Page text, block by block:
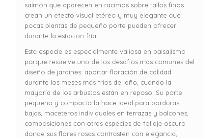
salmón que aparecen en racimos sobre tallos finos
crean un efecto visual etéreo y muy elegante que
pocas plantas de pequeño porte pueden ofrecer
durante la estación fría.
Esta especie es especialmente valiosa en paisajismo
porque resuelve uno de los desafíos más comunes del
diseño de jardines: aportar floración de calidad
durante los meses más fríos del año, cuando la
mayoría de los arbustos están en reposo. Su porte
pequeño y compacto la hace ideal para borduras
bajas, maceteros individuales en terrazas y balcones,
composiciones con otras especies de follaje oscuro
donde sus flores rosas contrasten con elegancia,